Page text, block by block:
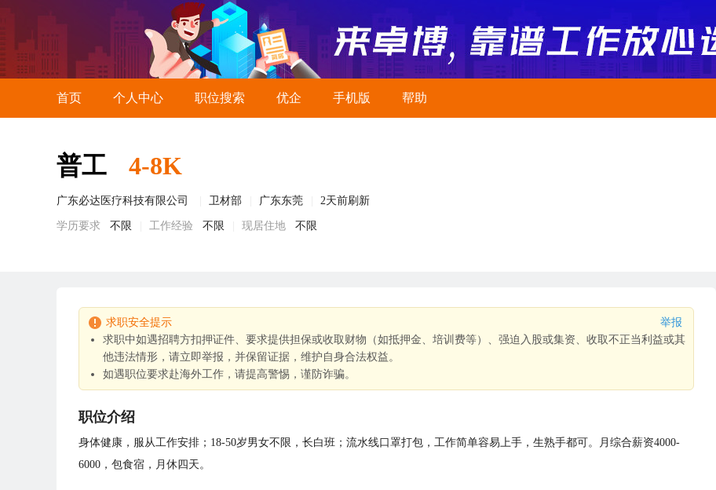
首页 个人中心 职位搜索 优企 手机版 帮助
普工 4-8K
广东必达医疗科技有限公司 卫材部 广东东莞 2天前刷新
学历要求 不限 工作经验 不限 现居住地 不限
求职安全提示
举报
求职中如遇招聘方扣押证件、要求提供担保或收取财物（如抵押金、培训费等）、强迫入股或集资、收取不正当利益或其
他违法情形，请立即举报，并保留证据，维护自身合法权益。
如遇职位要求赴海外工作，请提高警惕，谨防诈骗。
职位介绍
身体健康，服从工作安排；18-50岁男女不限，长白班；流水线口罩打包，工作简单容易上手，生熟手都可。月综合薪资4000-
6000，包食宿，月休四天。